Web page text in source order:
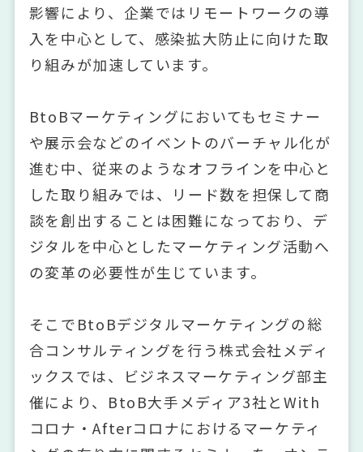
影響により、企業ではリモートワークの導
入を中心として、感染拡大防止に向けた取
り組みが加速しています。
BtoBマーケティングにおいてもセミナー
や展示会などのイベントのバーチャル化が
進む中、従来のようなオフラインを中心と
した取り組みでは、リード数を担保して商
談を創出することは困難になっており、デ
ジタルを中心としたマーケティング活動へ
の変革の必要性が生じています。
そこでBtoBデジタルマーケティングの総
合コンサルティングを行う株式会社メディ
ックスでは、ビジネスマーケティング部主
催により、BtoB大手メディア3社とWith
コロナ・Afterコロナにおけるマーケティ